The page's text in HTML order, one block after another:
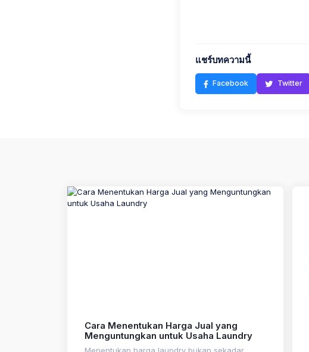
แชร์บทความนี้
Facebook Twitter
Cara Menentukan Harga Jual yang
Menguntungkan untuk Usaha Laundry